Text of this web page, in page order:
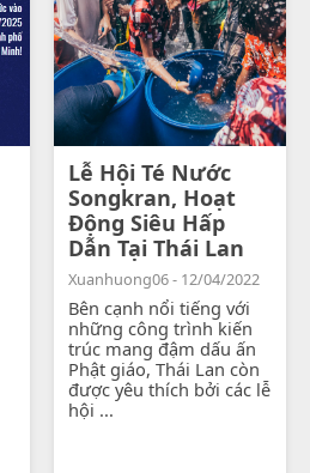
Lễ Hội Té Nước
Songkran, Hoạt
Động Siêu Hấp
Dẫn Tại Thái Lan
Xuanhuong06 - 12/04/2022
Bên cạnh nổi tiếng với
những công trình kiến
trúc mang đậm dấu ấn
Phật giáo, Thái Lan còn
được yêu thích bởi các lễ
hội ...